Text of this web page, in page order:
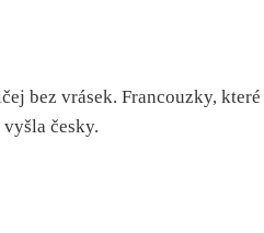
bez vrásek. Francouzky, které
česky.